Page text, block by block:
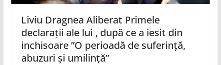
Liviu Dragnea Aliberat Primele
declarații ale lui , după ce a iesit din
inchisoare ”O perioadă de suferință,
abuzuri și umilință”